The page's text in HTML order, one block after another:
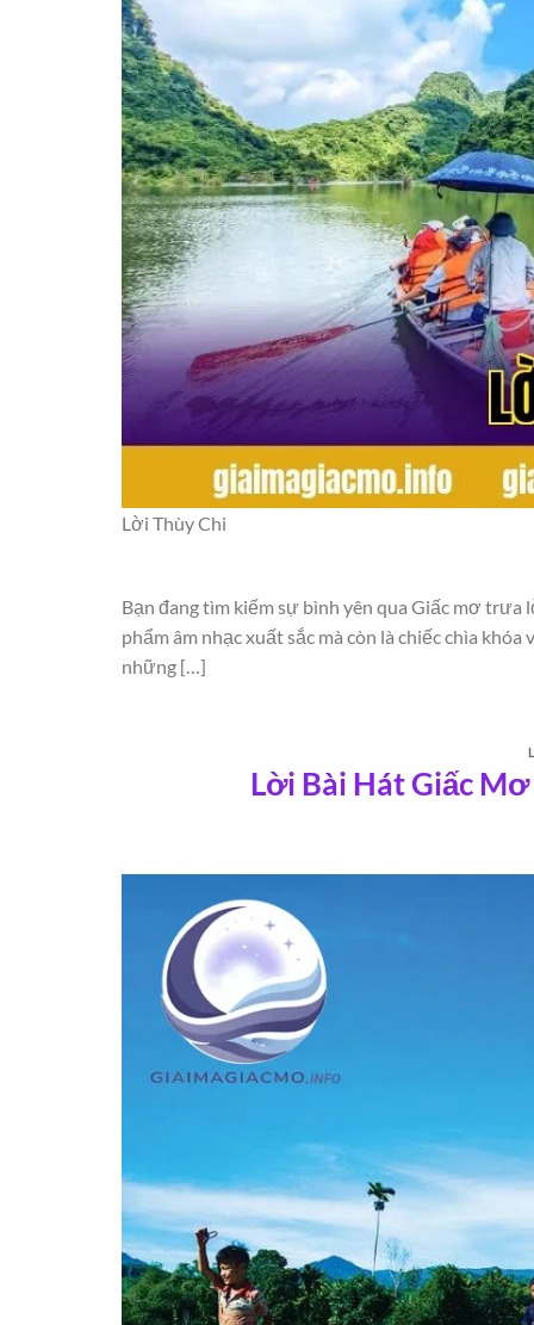
Lời Thùy Chi
Bạn đang tìm kiếm sự bình yên qua Giấc mơ
phẩm âm nhạc xuất sắc mà còn là chiếc chìa
những […]
Lời Bài Hát Giấc